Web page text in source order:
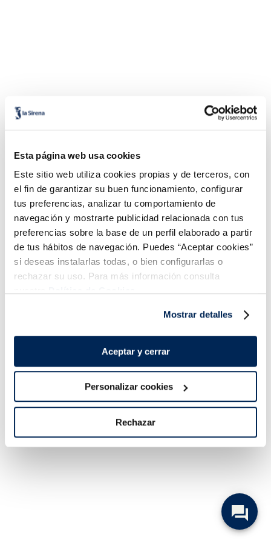
Esta página web usa cookies
Este sitio web utiliza cookies propias y de terceros, con
el fin de garantizar su buen funcionamiento, configurar
tus preferencias, analizar tu comportamiento de
navegación y mostrarte publicidad relacionada con tus
preferencias sobre la base de un perfil elaborado a partir
de tus hábitos de navegación. Puedes “Aceptar cookies”
si deseas instalarlas todas, o bien configurarlas o
rechazar su uso. Para más información consulta
Mostrar detalles
Aceptar y cerrar
Personalizar cookies
Rechazar